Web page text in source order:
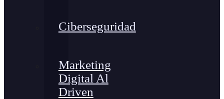
Ciberseguridad
Marketing
Digital Al
Driven